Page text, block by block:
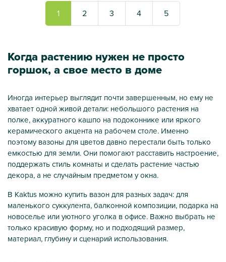
1 2 3 4 5
Когда растению нужен не просто
горшок, а свое место в доме
Иногда интерьер выглядит почти завершенным, но ему не
хватает одной живой детали: небольшого растения на
полке, аккуратного кашпо на подоконнике или яркого
керамического акцента на рабочем столе. Именно
поэтому вазоны для цветов давно перестали быть только
емкостью для земли. Они помогают расставить настроение,
поддержать стиль комнаты и сделать растение частью
декора, а не случайным предметом у окна.
В Kaktus можно купить вазон для разных задач: для
маленького суккулента, балконной композиции, подарка на
новоселье или уютного уголка в офисе. Важно выбрать не
только красивую форму, но и подходящий размер,
материал, глубину и сценарий использования.